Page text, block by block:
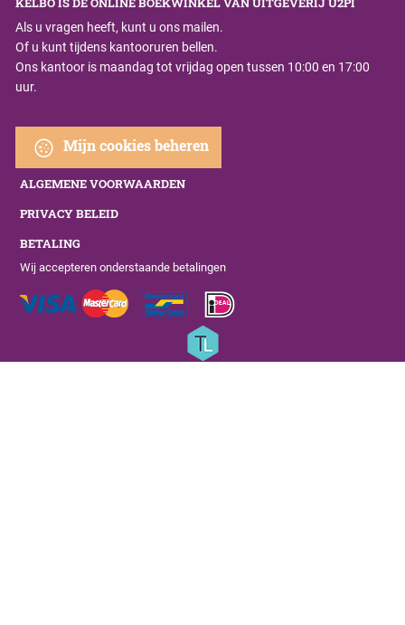
KELBO IS DE ONLINE BOEKWINKEL VAN UITGEVERIJ U2PI
Als u vragen heeft, kunt u ons mailen.
Of u kunt tijdens kantooruren bellen.
Ons kantoor is maandag tot vrijdag open tussen 10:00 en 17:00
uur.
Mijn cookies beheren
ALGEMENE VOORWAARDEN
PRIVACY BELEID
BETALING
Wij accepteren onderstaande betalingen